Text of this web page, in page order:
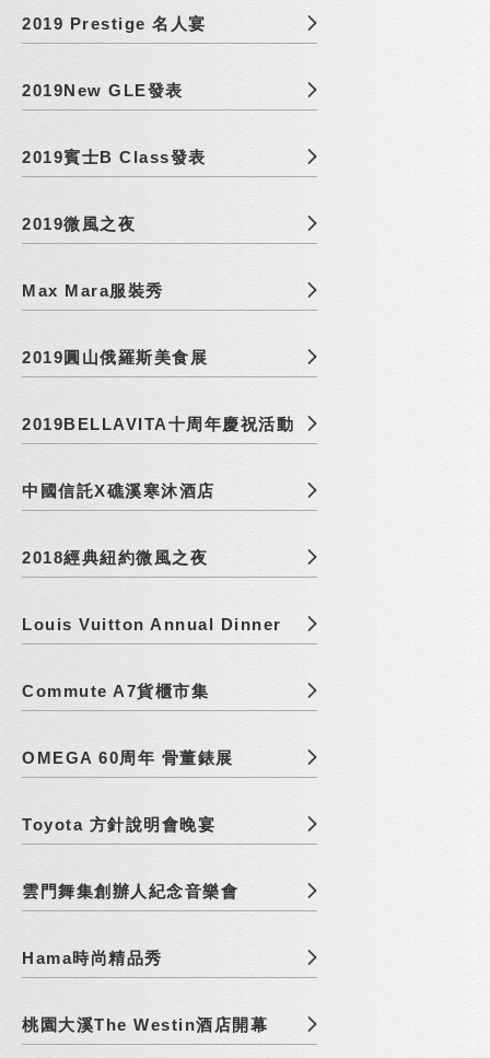
2019 Prestige 名人宴
2019New GLE發表
2019賓士B Class發表
2019微風之夜
Max Mara服裝秀
2019圓山俄羅斯美食展
2019BELLAVITA十周年慶祝活動
中國信託X礁溪寒沐酒店
2018經典紐約微風之夜
Louis Vuitton Annual Dinner
Commute A7貨櫃市集
OMEGA 60周年 骨董錶展
Toyota 方針說明會晚宴
雲門舞集創辦人紀念音樂會
Hama時尚精品秀
桃園大溪The Westin酒店開幕